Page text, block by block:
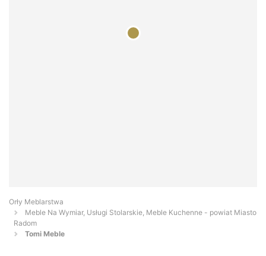
Orły Meblarstwa
Meble Na Wymiar, Usługi Stolarskie, Meble Kuchenne - powiat Miasto
Radom
Tomi Meble